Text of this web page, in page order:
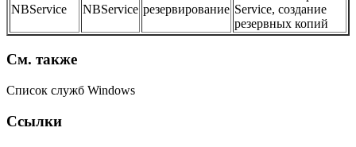
NBService NBService резервирование Service, создание
резервных копий
См. также
Список служб Windows
Ссылки